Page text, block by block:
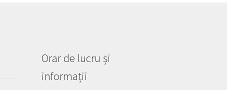
Orar de lucru și
informații